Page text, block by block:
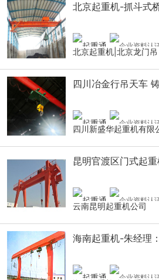
北京起重机-抓斗式
北京起重机|北京龙门吊
四川冶金行吊天车
四川新盛华起重机有限
昆明官渡区门式起
云南昆明起重机公司
海南起重机-朱经理